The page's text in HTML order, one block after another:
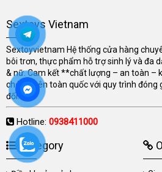
Sextoys Vietnam
Sextoyvietnam Hệ thống cửa hàng
bôi trơn, thực phẩm hỗ trợ sinh lý và đa
& nữ. Cam kết **chất lượng – an toàn –
chóng trên toàn quốc với quy trình đóng
đối.
Hotline: 0938411000
Category